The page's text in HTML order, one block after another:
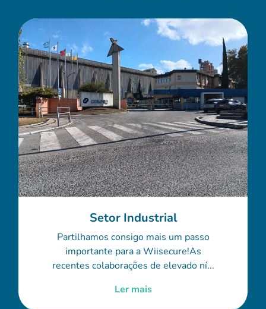
Setor Industrial
Partilhamos consigo mais um passo
importante para a Wiisecure!As
recentes colaborações de elevado ní...
Ler mais